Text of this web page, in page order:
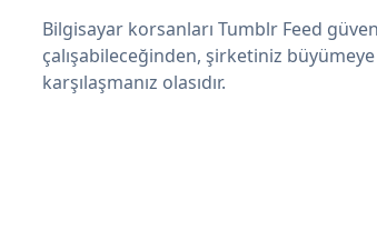
Bilgisayar korsanları Tumblr Feed
çalışabileceğinden, şirketiniz
karşılaşmanız olasıdır.